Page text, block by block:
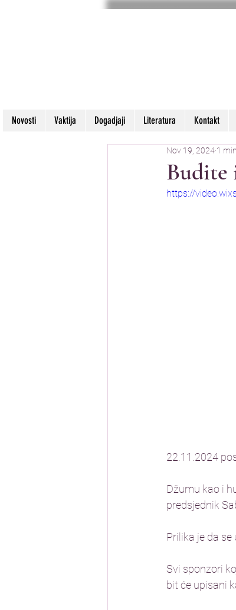
Novosti Vaktija Dogadjaji Literatura Kontakt
Budite
Nov 19, 2024 1
https://
22.11.2024
Džumu kao i
predsjednik
Prilika je da
Svi sponzori
bit će upisani